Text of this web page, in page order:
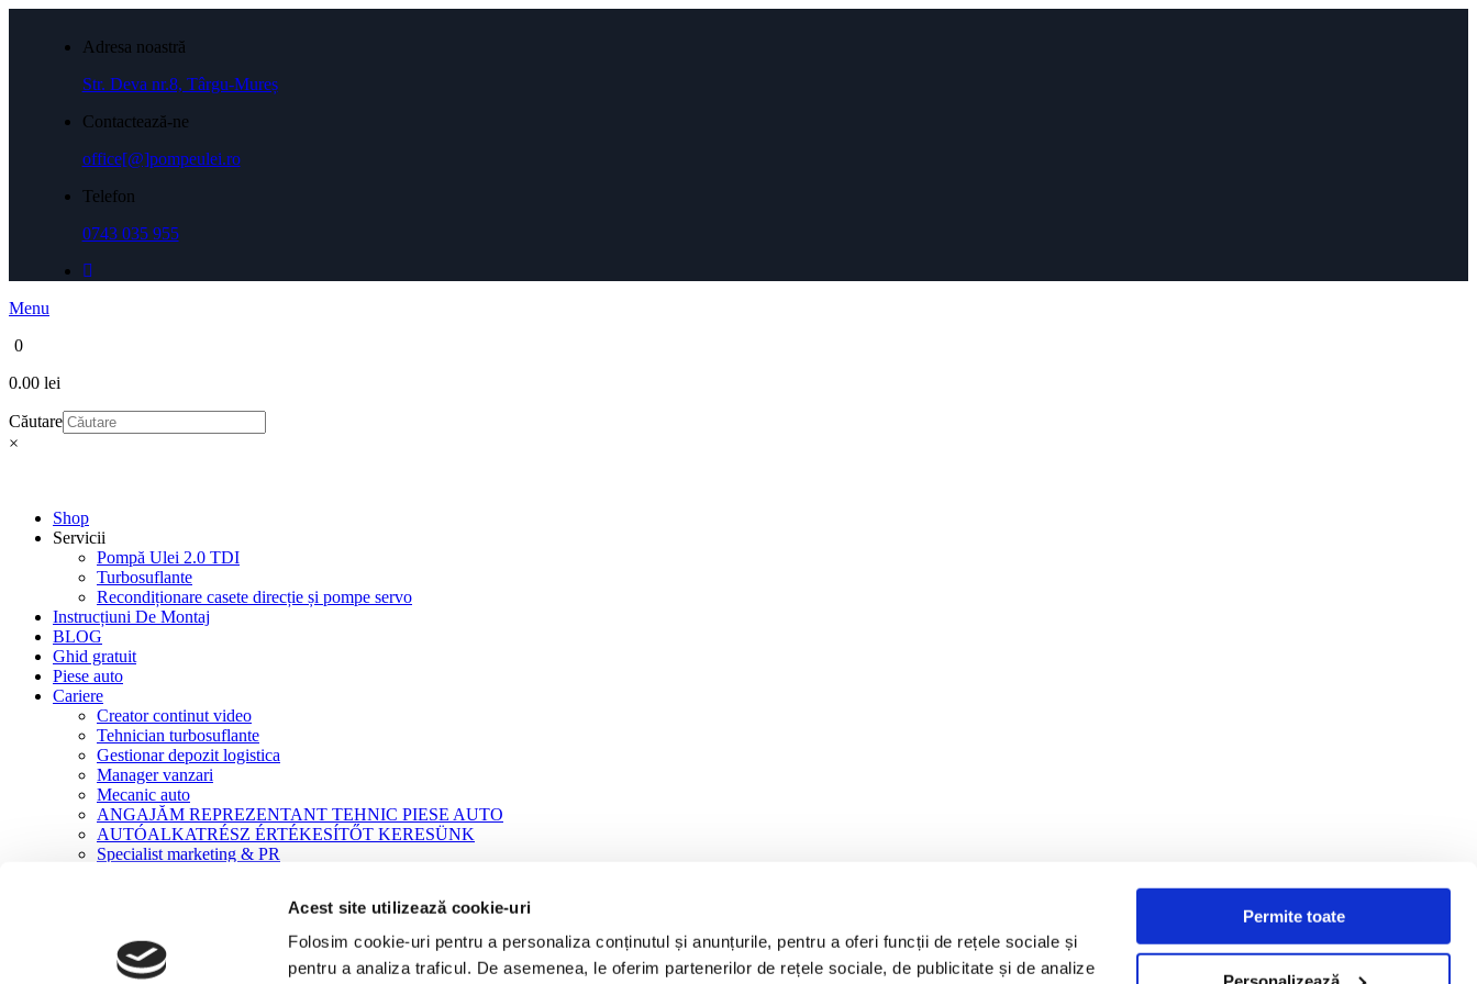
Acest site utilizează cookie-uri
Folosim cookie-uri pentru a personaliza conținutul și anunțurile, pentru a oferi funcții de rețele sociale și
pentru a analiza traficul. De asemenea, le oferim partenerilor de rețele sociale, de publicitate și de analize
Permite toate
Adresa noastră
Str. Deva nr.8, Târgu-Mureș
Contactează-ne
office[@]pompeulei.ro
Telefon
0743 035 955
Menu
0
0.00 lei
Căutare
×
Shop
Servicii
Pompă Ulei 2.0 TDI
Turbosuflante
Recondiționare casete direcție și pompe servo
Instrucțiuni De Montaj
BLOG
Ghid gratuit
Piese auto
Cariere
Creator continut video
Tehnician turbosuflante
Gestionar depozit logistica
Manager vanzari
Mecanic auto
ANGAJĂM REPREZENTANT TEHNIC PIESE AUTO
AUTÓALKATRÉSZ ÉRTÉKESÍTŐT KERESÜNK
Specialist marketing & PR
Turbosuflante NOI
VW VW Crafter / LT II Crafter 2006-2011 BJJ, BJK, BJL, BJM, CEBA, CEBB, CECA, CECB